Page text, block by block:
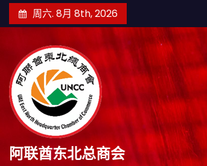
至
周六. 8月 8th, 2026
阿联酋东北总商会